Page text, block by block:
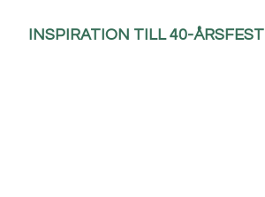
INSPIRATION TILL 40-ÅRSFEST